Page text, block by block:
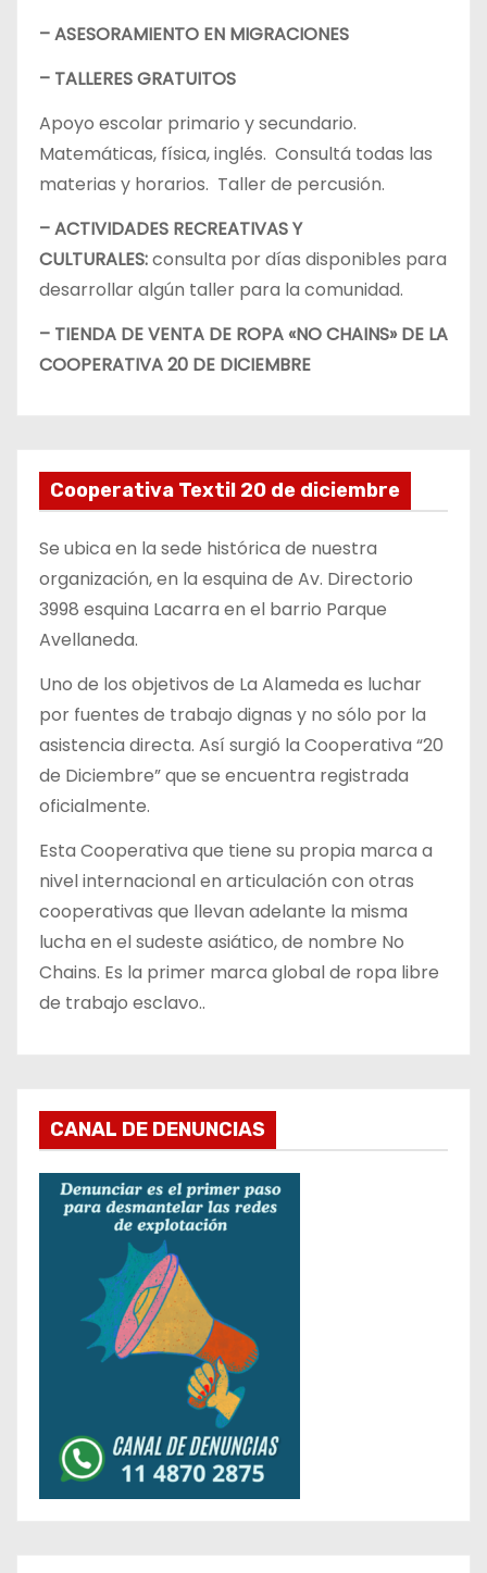
– ASESORAMIENTO EN MIGRACIONES
– TALLERES GRATUITOS
Apoyo escolar primario y secundario.
Matemáticas, física, inglés. Consultá todas las
materias y horarios. Taller de percusión.
– ACTIVIDADES RECREATIVAS Y
CULTURALES:consulta por días disponibles para
desarrollar algún taller para la comunidad.
– TIENDA DE VENTA DE ROPA «NO CHAINS» DE LA
COOPERATIVA 20 DE DICIEMBRE
Cooperativa Textil 20 de diciembre
Se ubica en la sede histórica de nuestra
organización, en la esquina de Av. Directorio
3998 esquina Lacarra en el barrio Parque
Avellaneda.
Uno de los objetivos de La Alameda es luchar
por fuentes de trabajo dignas y no sólo por la
asistencia directa. Así surgió la Cooperativa “20
de Diciembre” que se encuentra registrada
oficialmente.
Esta Cooperativa que tiene su propia marca a
nivel internacional en articulación con otras
cooperativas que llevan adelante la misma
lucha en el sudeste asiático, de nombre No
Chains. Es la primer marca global de ropa libre
de trabajo esclavo..
CANAL DE DENUNCIAS